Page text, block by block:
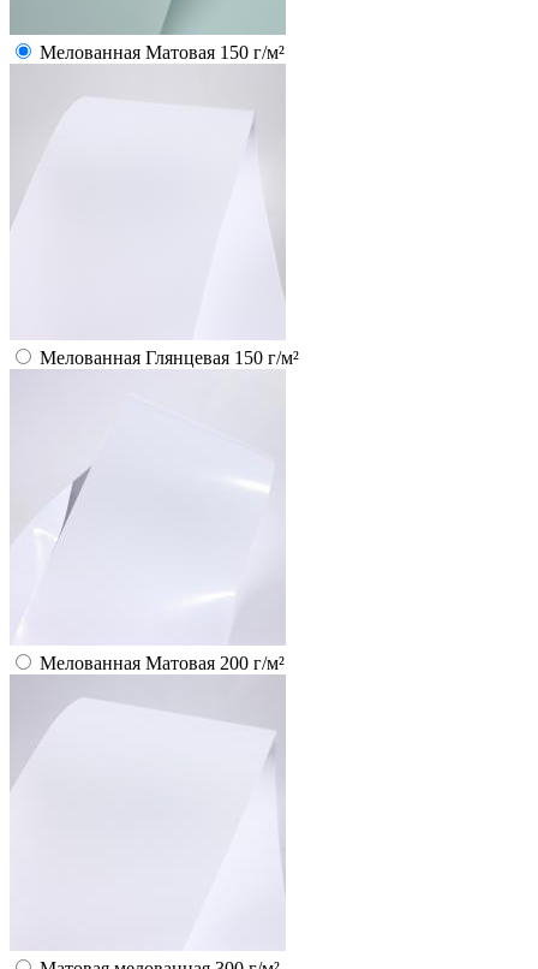
Мелованная Матовая 150 г/м²
Мелованная Глянцевая 150 г/м²
Мелованная Матовая 200 г/м²